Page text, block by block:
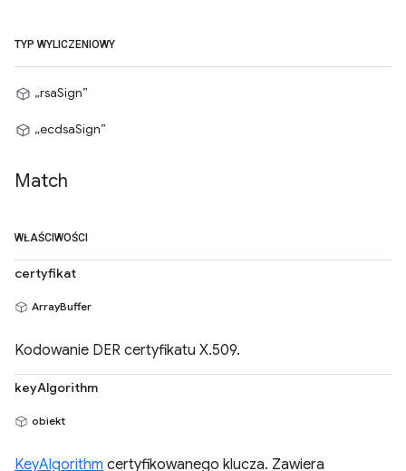
TYP WYLICZENIOWY
„rsaSign”
„ecdsaSign”
Match
WŁAŚCIWOŚCI
certyfikat
ArrayBuffer
Kodowanie DER certyfikatu X.509.
keyAlgorithm
obiekt
KeyAlgorithm certyfikowanego klucza. Zawiera